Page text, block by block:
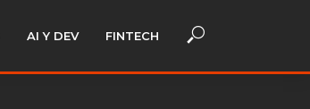
AI Y DEV FINTECH